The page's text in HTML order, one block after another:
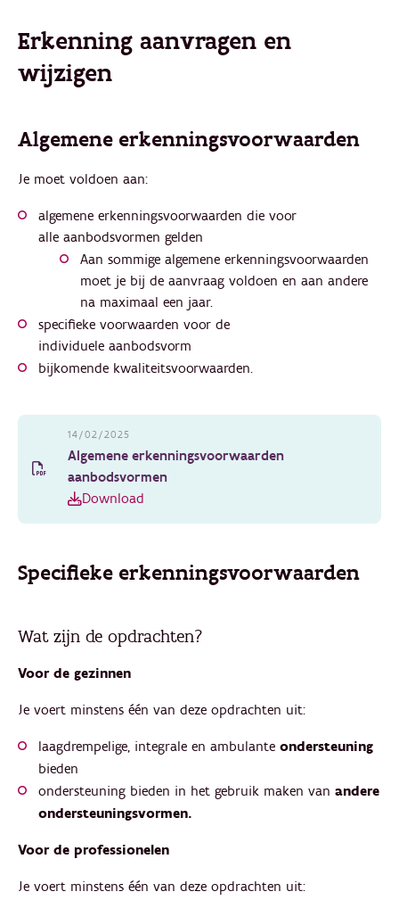
Erkenning aanvragen en
wijzigen
Algemene erkenningsvoorwaarden
Je moet voldoen aan:
algemene erkenningsvoorwaarden die voor
alle aanbodsvormen gelden
Aan sommige algemene erkenningsvoorwaarden
moet je bij de aanvraag voldoen en aan andere
na maximaal een jaar.
specifieke voorwaarden voor de
individuele aanbodsvorm
bijkomende kwaliteitsvoorwaarden.
14/02/2025
Algemene erkenningsvoorwaarden
aanbodsvormen
Download
Specifieke erkenningsvoorwaarden
Wat zijn de opdrachten?
Voor de gezinnen
Je voert minstens één van deze opdrachten uit:
laagdrempelige, integrale en ambulante ondersteuning
bieden
ondersteuning bieden in het gebruik maken van andere
ondersteuningsvormen.
Voor de professionelen
Je voert minstens één van deze opdrachten uit: